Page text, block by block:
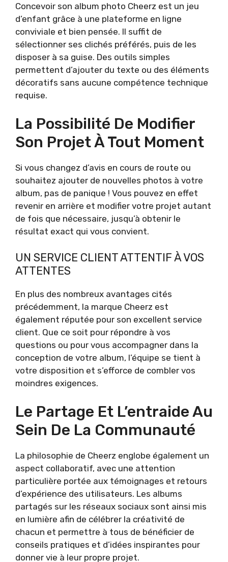
Concevoir son album photo Cheerz est un jeu
d’enfant grâce à une plateforme en ligne
conviviale et bien pensée. Il suffit de
sélectionner ses clichés préférés, puis de les
disposer à sa guise. Des outils simples
permettent d’ajouter du texte ou des éléments
décoratifs sans aucune compétence technique
requise.
La Possibilité De Modifier
Son Projet À Tout Moment
Si vous changez d’avis en cours de route ou
souhaitez ajouter de nouvelles photos à votre
album, pas de panique ! Vous pouvez en effet
revenir en arrière et modifier votre projet autant
de fois que nécessaire, jusqu’à obtenir le
résultat exact qui vous convient.
UN SERVICE CLIENT ATTENTIF À VOS
ATTENTES
En plus des nombreux avantages cités
précédemment, la marque Cheerz est
également réputée pour son excellent service
client. Que ce soit pour répondre à vos
questions ou pour vous accompagner dans la
conception de votre album, l’équipe se tient à
votre disposition et s’efforce de combler vos
moindres exigences.
Le Partage Et L’entraide Au
Sein De La Communauté
La philosophie de Cheerz englobe également un
aspect collaboratif, avec une attention
particulière portée aux témoignages et retours
d’expérience des utilisateurs. Les albums
partagés sur les réseaux sociaux sont ainsi mis
en lumière afin de célébrer la créativité de
chacun et permettre à tous de bénéficier de
conseils pratiques et d’idées inspirantes pour
donner vie à leur propre projet.